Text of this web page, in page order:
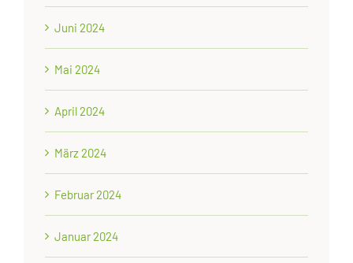
Juni 2024
Mai 2024
April 2024
März 2024
Februar 2024
Januar 2024